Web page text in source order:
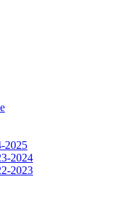
2025
2024
2023